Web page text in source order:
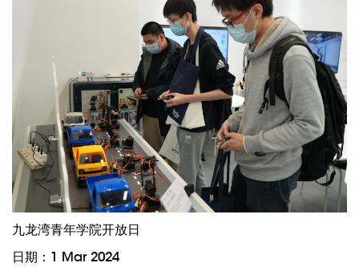
九龙湾青年学院开放日
日期：1 Mar 2024